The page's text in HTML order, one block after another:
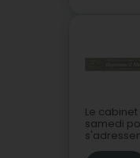
Le
samedi